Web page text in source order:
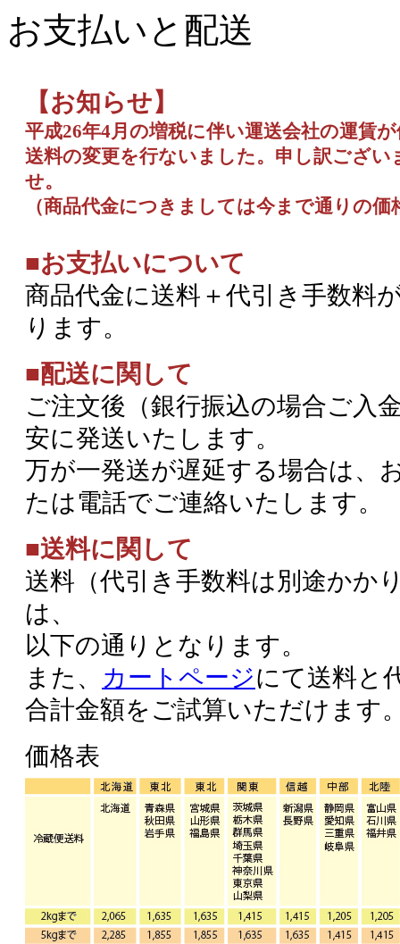
お支払いと配送
【お知らせ】
平成26年4月の増税に伴い運送会社の運賃
送料の変更を行ないました。申し訳ござ
せ。
（商品代金につきましては今まで通りの
■お支払いについて
商品代金に送料＋代引き手数料
ります。
■配送に関して
ご注文後（銀行振込の場合ご入
安に発送いたします。
万が一発送が遅延する場合は、
たは電話でご連絡いたします。
■送料に関して
送料（代引き手数料は別途かか
は、
以下の通りとなります。
また、 カートページにて送料と
合計金額をご試算いただけます
価格表